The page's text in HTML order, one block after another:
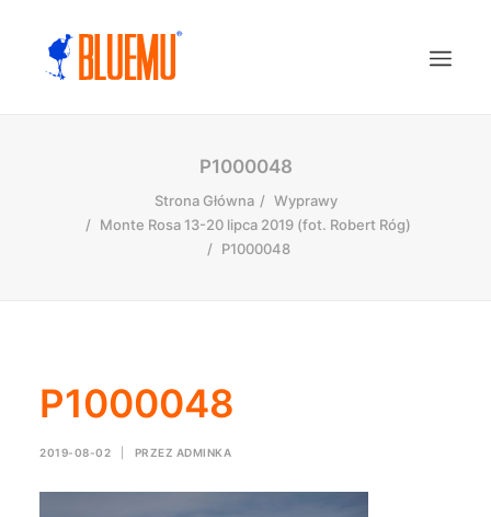
P1000048
Strona Główna
Wyprawy
Monte Rosa 13-20 lipca 2019 (fot. Robert Róg)
P1000048
P1000048
2019-08-02 PRZEZ ADMINKA